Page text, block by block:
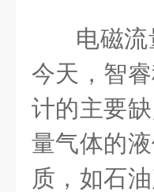
电磁
今天，智
计的主要
量气体的
质，如石